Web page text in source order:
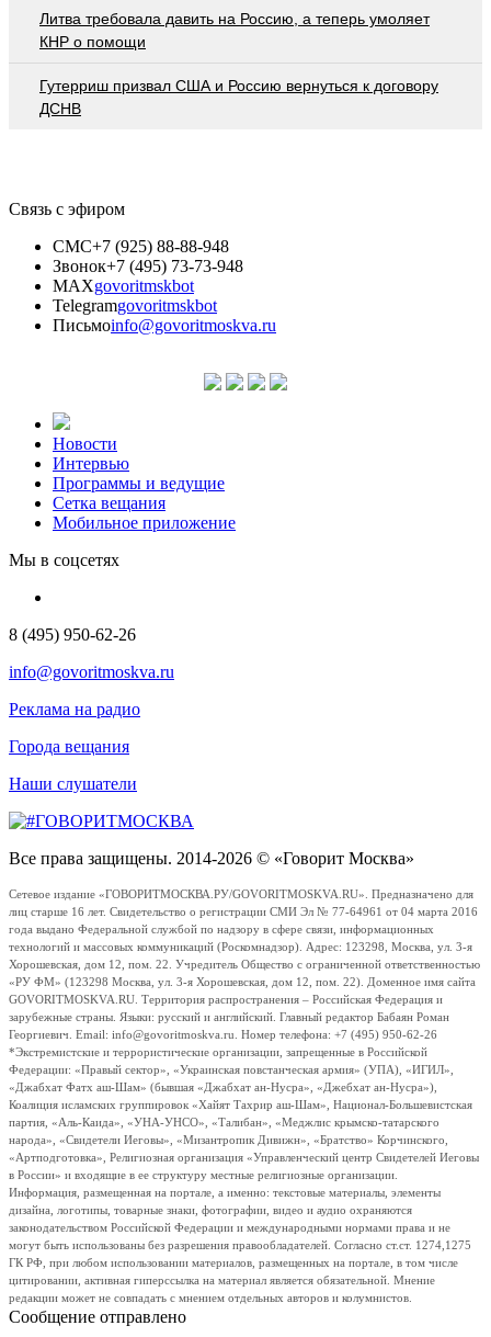
Литва требовала давить на Россию, а теперь умоляет
КНР о помощи
Гутерриш призвал США и Россию вернуться к договору
ДСНВ
Связь с эфиром
СМС+7 (925) 88-88-948
Звонок+7 (495) 73-73-948
MAXgovoritmskbot
Telegramgovoritmskbot
Письмоinfo@govoritmoskva.ru
Новости
Интервью
Программы и ведущие
Сетка вещания
Мобильное приложение
Мы в соцсетях
8 (495) 950-62-26
info@govoritmoskva.ru
Реклама на радио
Города вещания
Наши слушатели
Все права защищены. 2014-2026 © «Говорит Москва»
Сетевое издание «ГОВОРИТМОСКВА.РУ/GOVORITMOSKVA.RU». Предназначено для
лиц старше 16 лет. Свидетельство о регистрации СМИ Эл № 77-64961 от 04 марта 2016
года выдано Федеральной службой по надзору в сфере связи, информационных
технологий и массовых коммуникаций (Роскомнадзор). Адрес: 123298, Москва, ул. 3-я
Хорошевская, дом 12, пом. 22. Учредитель Общество с ограниченной ответственностью
«РУ ФМ» (123298 Москва, ул. 3-я Хорошевская, дом 12, пом. 22). Доменное имя сайта
GOVORITMOSKVA.RU. Территория распространения – Российская Федерация и
зарубежные страны. Языки: русский и английский. Главный редактор Бабаян Роман
Георгиевич. Email: info@govoritmoskva.ru. Номер телефона: +7 (495) 950-62-26
*Экстремистские и террористические организации, запрещенные в Российской
Федерации: «Правый сектор», «Украинская повстанческая армия» (УПА), «ИГИЛ»,
«Джабхат Фатх аш-Шам» (бывшая «Джабхат ан-Нусра», «Джебхат ан-Нусра»),
Коалиция исламских группировок «Хайят Тахрир аш-Шам», Национал-Большевистская
партия, «Аль-Каида», «УНА-УНСО», «Талибан», «Меджлис крымско-татарского
народа», «Свидетели Иеговы», «Мизантропик Дивижн», «Братство» Корчинского,
«Артподготовка», Религиозная организация «Управленческий центр Свидетелей Иеговы
в России» и входящие в ее структуру местные религиозные организации.
Информация, размещенная на портале, а именно: текстовые материалы, элементы
дизайна, логотипы, товарные знаки, фотографии, видео и аудио охраняются
законодательством Российской Федерации и международными нормами права и не
могут быть использованы без разрешения правообладателей. Согласно ст.ст. 1274,1275
ГК РФ, при любом использовании материалов, размещенных на портале, в том числе
цитировании, активная гиперссылка на материал является обязательной. Мнение
редакции может не совпадать с мнением отдельных авторов и колумнистов.
Сообщение отправлено